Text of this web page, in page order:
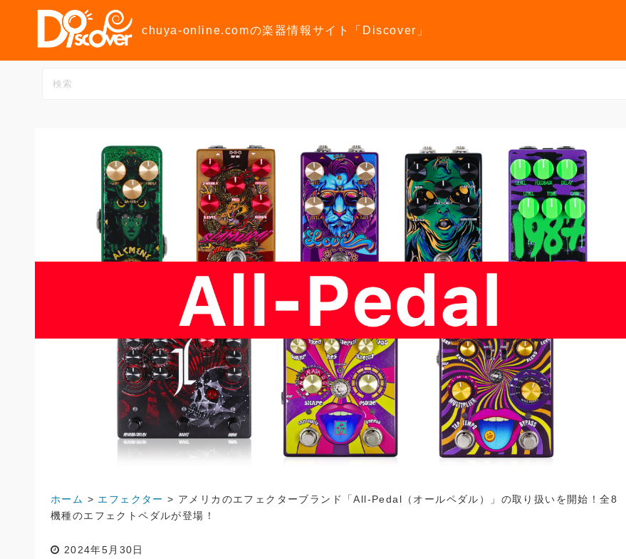
ン
chuya-online.comの楽器情報サイト「Discover」
ホーム > エフェクター > アメリカのエフェクターブランド「All-Pedal（オールペダル）」の取り扱いを開始！全8
機種のエフェクトペダルが登場！
2024年5月30日